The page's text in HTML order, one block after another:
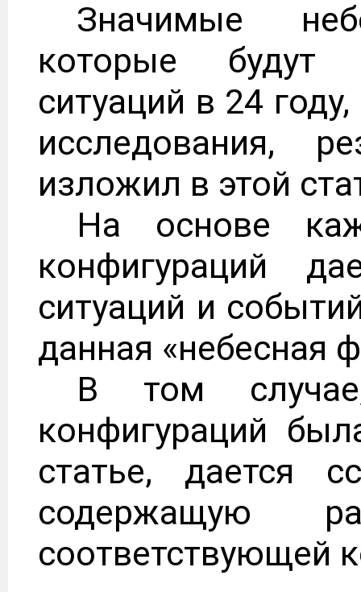
Значимые
которые будут
ситуаций в 24
исследования,
изложил в этой
На основе
конфигураций
ситуаций и
данная «небесная
В том
конфигураций
статье, дается
содержащую
соответствующей